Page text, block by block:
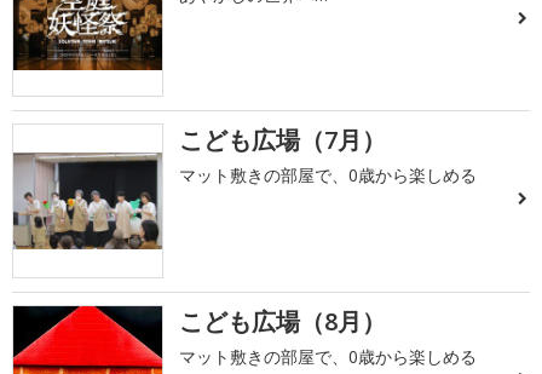
こども広場（7月）
マット敷きの部屋で、0歳から楽しめる
こども広場（8月）
マット敷きの部屋で、0歳から楽しめる